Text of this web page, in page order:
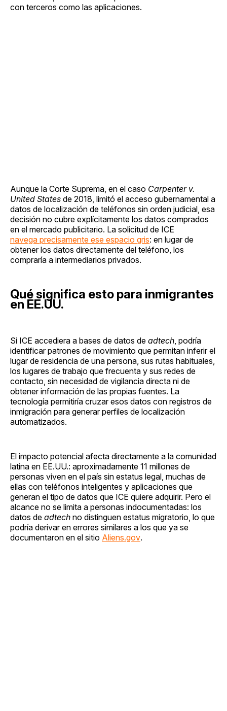
con terceros como las aplicaciones.
Aunque la Corte Suprema, en el caso Carpenter v.
United States de 2018, limitó el acceso gubernamental a
datos de localización de teléfonos sin orden judicial, esa
decisión no cubre explícitamente los datos comprados
en el mercado publicitario. La solicitud de ICE
navega precisamente ese espacio gris: en lugar de
obtener los datos directamente del teléfono, los
compraría a intermediarios privados.
Qué significa esto para inmigrantes
en EE.UU.
Si ICE accediera a bases de datos de adtech, podría
identificar patrones de movimiento que permitan inferir el
lugar de residencia de una persona, sus rutas habituales,
los lugares de trabajo que frecuenta y sus redes de
contacto, sin necesidad de vigilancia directa ni de
obtener información de las propias fuentes. La
tecnología permitiría cruzar esos datos con registros de
inmigración para generar perfiles de localización
automatizados.
El impacto potencial afecta directamente a la comunidad
latina en EE.UU.: aproximadamente 11 millones de
personas viven en el país sin estatus legal, muchas de
ellas con teléfonos inteligentes y aplicaciones que
generan el tipo de datos que ICE quiere adquirir. Pero el
alcance no se limita a personas indocumentadas: los
datos de adtech no distinguen estatus migratorio, lo que
podría derivar en errores similares a los que ya se
documentaron en el sitio Aliens.gov.